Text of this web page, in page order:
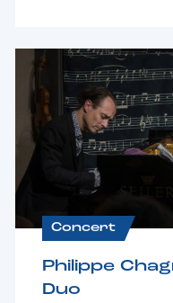
Concert
Philippe
Duo